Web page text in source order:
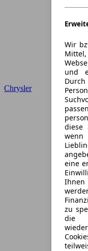
Wir
und
diese
eine
Ihnen
zu
die
Chrysler